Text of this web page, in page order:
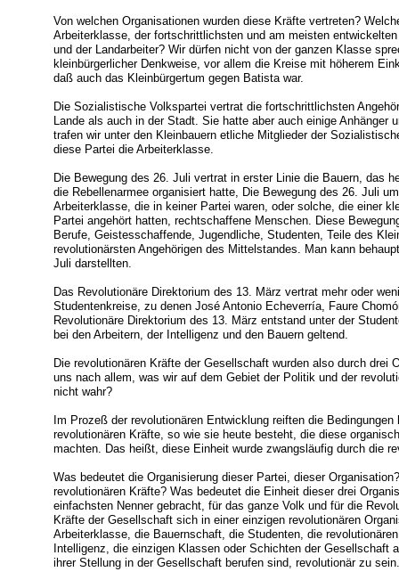
Von welchen Organisationen wurden diese Kräfte vertreten?
Arbeiterklasse, der fortschrittlichsten und am meisten
und der Landarbeiter? Wir dürfen nicht von der ganzen Klasse
kleinbürgerlicher Denkweise, vor allem die Kreise mit höherem
daß auch das Kleinbürgertum gegen Batista war.
Die Sozialistische Volkspartei vertrat die fortschrittlichsten
Lande als auch in der Stadt. Sie hatte aber auch einige Anhänger
trafen wir unter den Kleinbauern etliche Mitglieder der
diese Partei die Arbeiterklasse.
Die Bewegung des 26. Juli vertrat in erster Linie die Bauern, das
die Rebellenarmee organisiert hatte, Die Bewegung des 26. Juli
Arbeiterklasse, die in keiner Partei waren, oder solche, die einer
Partei angehört hatten, rechtschaffene Menschen. Diese
Berufe, Geistesschaffende, Jugendliche, Studenten, Teile des
revolutionärsten Angehörigen des Mittelstandes. Man kann
Juli darstellten.
Das Revolutionäre Direktorium des 13. März vertrat mehr oder
Studentenkreise, zu denen José Antonio Echeverría, Faure
Revolutionäre Direktorium des 13. März entstand unter der
bei den Arbeitern, der Intelligenz und den Bauern geltend.
Die revolutionären Kräfte der Gesellschaft wurden also durch drei
uns nach allem, was wir auf dem Gebiet der Politik und der
nicht wahr?
Im Prozeß der revolutionären Entwicklung reiften die
revolutionären Kräfte, so wie sie heute besteht, die diese
machten. Das heißt, diese Einheit wurde zwangsläufig durch die
Was bedeutet die Organisierung dieser Partei, dieser
revolutionären Kräfte? Was bedeutet die Einheit dieser drei
einfachsten Nenner gebracht, für das ganze Volk und für die
Kräfte der Gesellschaft sich in einer einzigen revolutionären
Arbeiterklasse, die Bauernschaft, die Studenten, die
Intelligenz, die einzigen Klassen oder Schichten der Gesellschaft
ihrer Stellung in der Gesellschaft berufen sind, revolutionär zu sein.